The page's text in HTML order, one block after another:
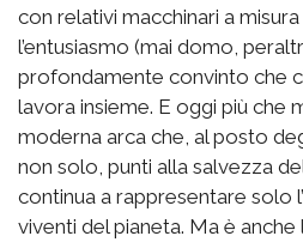
con relativi macchinari a
l’entusiasmo (mai domo,
profondamente convinto che
lavora insieme. E oggi più che
moderna arca che, al posto
non solo, punti alla salvezza
continua a rappresentare solo
viventi del pianeta. Ma è anche